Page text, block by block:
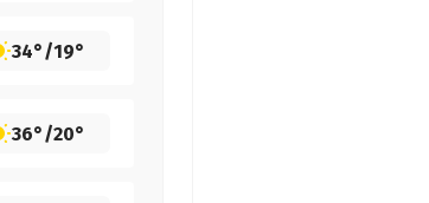
34°/19°
36°/20°